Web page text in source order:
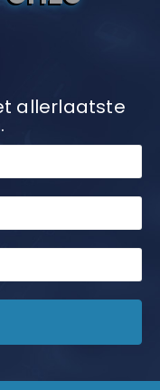
allerlaatste